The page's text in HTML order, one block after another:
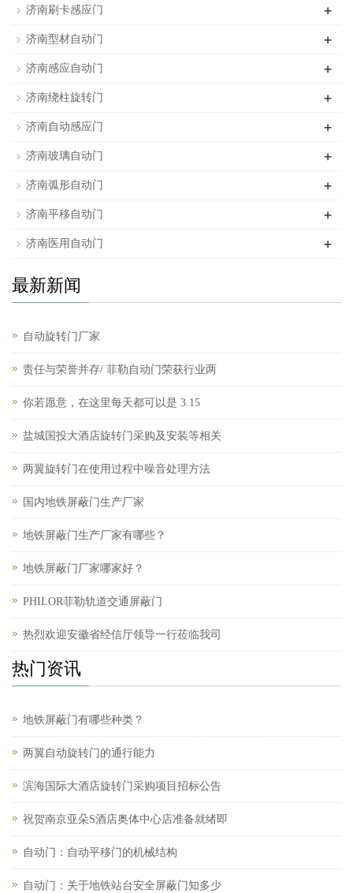
济南刷卡感应门 +
济南型材自动门 +
济南感应自动门 +
济南绕柱旋转门 +
济南自动感应门 +
济南玻璃自动门 +
济南弧形自动门 +
济南平移自动门 +
济南医用自动门 +
最新新闻
自动旋转门厂家
责任与荣誉并存/ 菲勒自动门荣获行业两
你若愿意，在这里每天都可以是 3.15
盐城国投大酒店旋转门采购及安装等相关
两翼旋转门在使用过程中噪音处理方法
国内地铁屏蔽门生产厂家
地铁屏蔽门生产厂家有哪些？
地铁屏蔽门厂家哪家好？
PHILOR菲勒轨道交通屏蔽门
热烈欢迎安徽省经信厅领导一行莅临我司
热门资讯
地铁屏蔽门有哪些种类？
两翼自动旋转门的通行能力
滨海国际大酒店旋转门采购项目招标公告
祝贺南京亚朵S酒店奥体中心店准备就绪即
自动门：自动平移门的机械结构
自动门：关于地铁站台安全屏蔽门知多少